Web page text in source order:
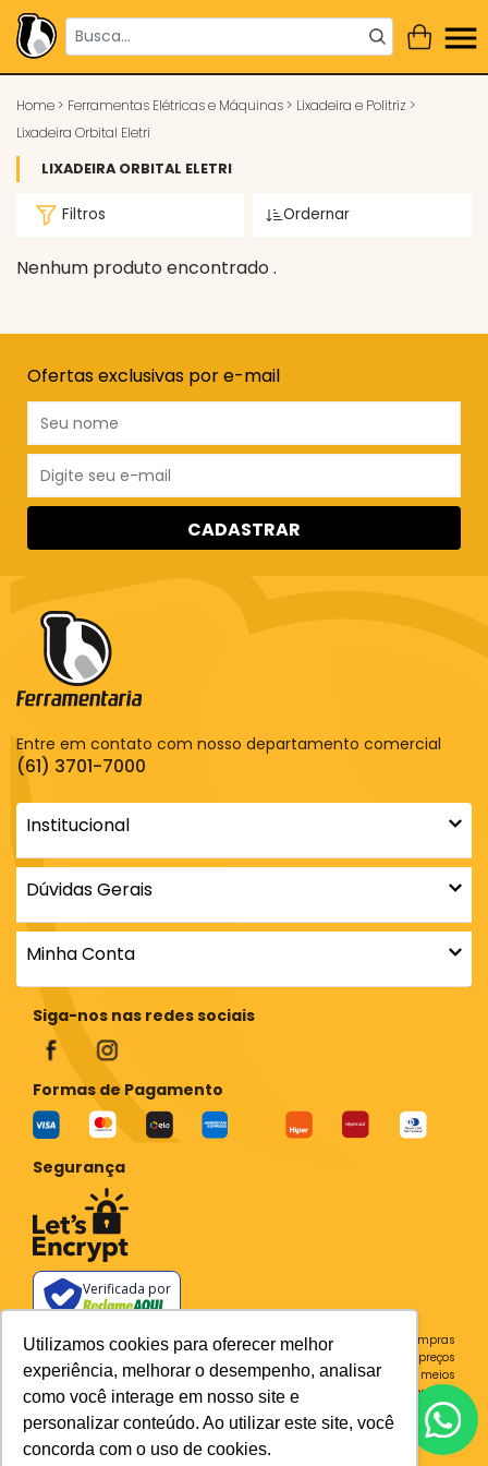
Utilizamos cookies para oferecer melhor
experiência, melhorar o desempenho, analisar
como você interage em nosso site e
personalizar conteúdo. Ao utilizar este site, você
concorda com o uso de cookies.
Home > Ferramentas Elétricas e Máquinas > Lixadeira e Politriz >
Lixadeira Orbital Eletri
LIXADEIRA ORBITAL ELETRI
Filtros Ordernar
Nenhum produto encontrado .
Ofertas exclusivas por e-mail
CADASTRAR
Entre em contato com nosso departamento comercial
(61) 3701-7000
Institucional
Dúvidas Gerais
Minha Conta
Siga-nos nas redes sociais
Formas de Pagamento
Segurança
Verificada por
Todos os preços e condições deste site são válidos apenas para compras
no site e não se aplicam a Loja Física. Destacamos que os preços
previstos no site prevalecem aos demais anunciados em outros meios
de comunicação e sites de buscas. Em caso de divergência do preço e
condições no site, o valor válido é sempre o do carrinho de compras.
Plataforma